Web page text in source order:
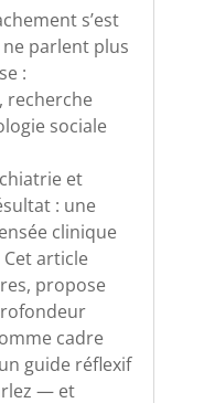
s’est
parlent plus
:
recherche
sociale
et
: une
clinique
article
propose
cadre
guide réflexif
— et